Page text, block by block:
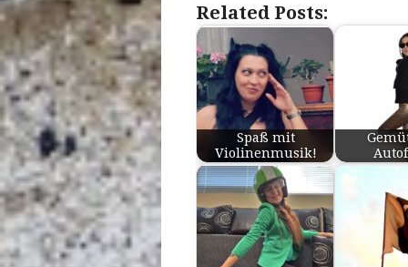
Related Posts:
Spaß mit
Violinenmusik!